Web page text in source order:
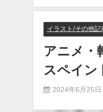
みよう。
イラスト/その他記
アニメ・
スペイン
2024年6月25日